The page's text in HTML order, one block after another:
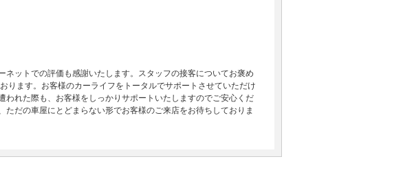
ットでの評価も感謝いたします。スタッフの接客についてお褒め
ります。お客様のカーライフをトータルでサポートさせていただけ
れた際も、お客様をしっかりサポートいたしますのでご安心くだ
だの車屋にとどまらない形でお客様のご来店をお待ちしておりま